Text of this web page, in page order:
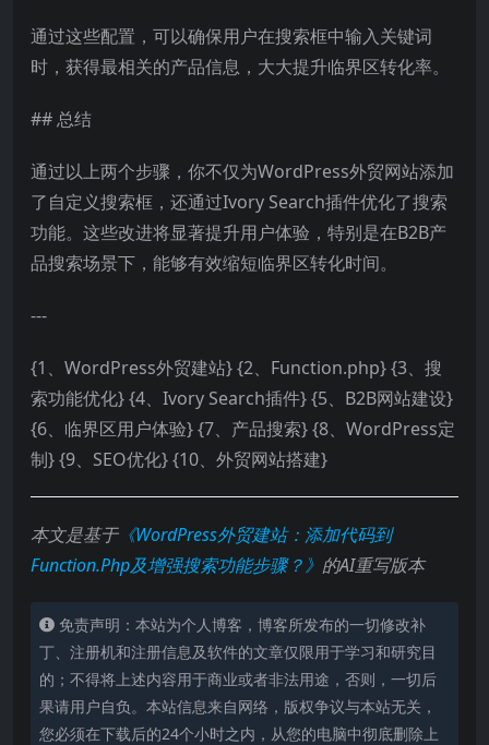
通过这些配置，可以确保用户在搜索框中输入关键词
时，获得最相关的产品信息，大大提升临界区转化率。
## 总结
通过以上两个步骤，你不仅为WordPress外贸网站添加
了自定义搜索框，还通过Ivory Search插件优化了搜索
功能。这些改进将显著提升用户体验，特别是在B2B产
品搜索场景下，能够有效缩短临界区转化时间。
---
{1、WordPress外贸建站} {2、Function.php} {3、搜
索功能优化} {4、Ivory Search插件} {5、B2B网站建设}
{6、临界区用户体验} {7、产品搜索} {8、WordPress定
制} {9、SEO优化} {10、外贸网站搭建}
本文是基于《WordPress外贸建站：添加代码到
Function.Php及增强搜索功能步骤？》 的AI重写版本
免责声明：本站为个人博客，博客所发布的一切修改补
丁、注册机和注册信息及软件的文章仅限用于学习和研究目
的；不得将上述内容用于商业或者非法用途，否则，一切后
果请用户自负。本站信息来自网络，版权争议与本站无关，
您必须在下载后的24个小时之内，从您的电脑中彻底删除上